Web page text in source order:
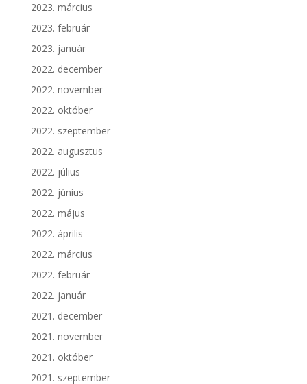
2023. március
2023. február
2023. január
2022. december
2022. november
2022. október
2022. szeptember
2022. augusztus
2022. július
2022. június
2022. május
2022. április
2022. március
2022. február
2022. január
2021. december
2021. november
2021. október
2021. szeptember